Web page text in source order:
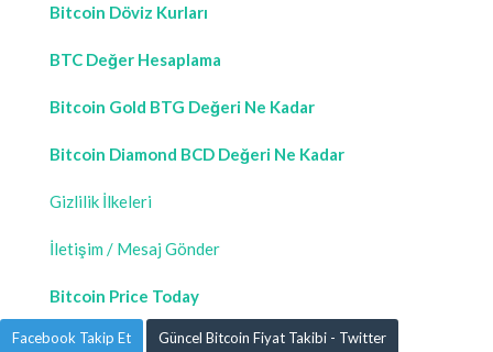
Bitcoin Döviz Kurları
BTC Değer Hesaplama
Bitcoin Gold BTG Değeri Ne Kadar
Bitcoin Diamond BCD Değeri Ne Kadar
Gizlilik İlkeleri
İletişim / Mesaj Gönder
Bitcoin Price Today
Facebook Takip Et Güncel Bitcoin Fiyat Takibi - Twitter